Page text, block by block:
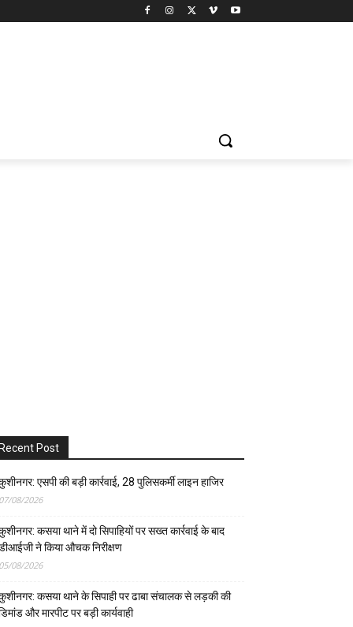
Recent Post
एसपी की बड़ी कार्रवाई, 28 पुलिसकर्मी लाइन हाजिर
07/08/2026
कसया थाने में दो सिपाहियों पर सख्त कार्रवाई के बाद
ने किया औचक निरीक्षण
05/08/2026
कसया थाने के सिपाही पर ढाबा संचालक से लड़की की
और मारपीट पर बड़ी कार्यवाही